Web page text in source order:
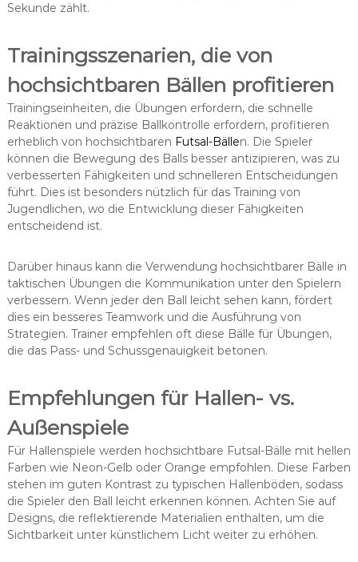
Sekunde zählt.
Trainingsszenarien, die von
hochsichtbaren Bällen profitieren
Trainingseinheiten, die Übungen erfordern, die schnelle
Reaktionen und präzise Ballkontrolle erfordern, profitieren
erheblich von hochsichtbaren Futsal-Bällen. Die Spieler
können die Bewegung des Balls besser antizipieren, was zu
verbesserten Fähigkeiten und schnelleren Entscheidungen
führt. Dies ist besonders nützlich für das Training von
Jugendlichen, wo die Entwicklung dieser Fähigkeiten
entscheidend ist.
Darüber hinaus kann die Verwendung hochsichtbarer Bälle in
taktischen Übungen die Kommunikation unter den Spielern
verbessern. Wenn jeder den Ball leicht sehen kann, fördert
dies ein besseres Teamwork und die Ausführung von
Strategien. Trainer empfehlen oft diese Bälle für Übungen,
die das Pass- und Schussgenauigkeit betonen.
Empfehlungen für Hallen- vs.
Außenspiele
Für Hallenspiele werden hochsichtbare Futsal-Bälle mit hellen
Farben wie Neon-Gelb oder Orange empfohlen. Diese Farben
stehen im guten Kontrast zu typischen Hallenböden, sodass
die Spieler den Ball leicht erkennen können. Achten Sie auf
Designs, die reflektierende Materialien enthalten, um die
Sichtbarkeit unter künstlichem Licht weiter zu erhöhen.